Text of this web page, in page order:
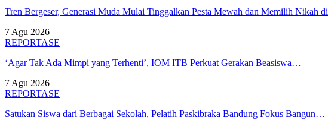
Tren Bergeser, Generasi Muda Mulai Tinggalkan Pesta Mewah dan Memilih Nikah
7 Agu 2026
REPORTASE
‘Agar Tak Ada Mimpi yang Terhenti’, IOM ITB Perkuat Gerakan Beasiswa…
7 Agu 2026
REPORTASE
Satukan Siswa dari Berbagai Sekolah, Pelatih Paskibraka Bandung Fokus Bangun…